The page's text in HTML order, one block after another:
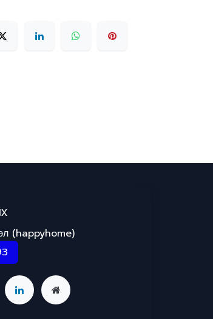
(happyhome)